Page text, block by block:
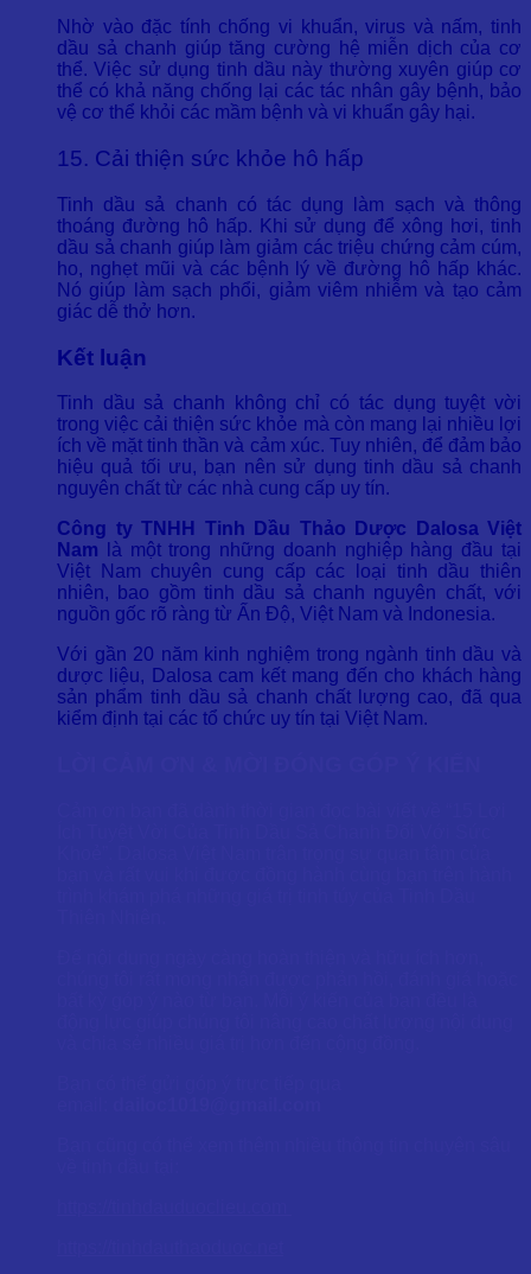
Nhờ vào đặc tính chống vi khuẩn, virus và nấm, tinh
dầu sả chanh giúp tăng cường hệ miễn dịch của cơ
thể. Việc sử dụng tinh dầu này thường xuyên giúp cơ
thể có khả năng chống lại các tác nhân gây bệnh, bảo
vệ cơ thể khỏi các mầm bệnh và vi khuẩn gây hại.
15. Cải thiện sức khỏe hô hấp
Tinh dầu sả chanh có tác dụng làm sạch và thông
thoáng đường hô hấp. Khi sử dụng để xông hơi, tinh
dầu sả chanh giúp làm giảm các triệu chứng cảm cúm,
ho, nghẹt mũi và các bệnh lý về đường hô hấp khác.
Nó giúp làm sạch phổi, giảm viêm nhiễm và tạo cảm
giác dễ thở hơn.
Kết luận
Tinh dầu sả chanh không chỉ có tác dụng tuyệt vời
trong việc cải thiện sức khỏe mà còn mang lại nhiều lợi
ích về mặt tinh thần và cảm xúc. Tuy nhiên, để đảm bảo
hiệu quả tối ưu, bạn nên sử dụng tinh dầu sả chanh
nguyên chất từ các nhà cung cấp uy tín.
Công ty TNHH Tinh Dầu Thảo Dược Dalosa Việt
Nam là một trong những doanh nghiệp hàng đầu tại
Việt Nam chuyên cung cấp các loại tinh dầu thiên
nhiên, bao gồm tinh dầu sả chanh nguyên chất, với
nguồn gốc rõ ràng từ Ấn Độ, Việt Nam và Indonesia.
Với gần 20 năm kinh nghiệm trong ngành tinh dầu và
dược liệu, Dalosa cam kết mang đến cho khách hàng
sản phẩm tinh dầu sả chanh chất lượng cao, đã qua
kiểm định tại các tổ chức uy tín tại Việt Nam.